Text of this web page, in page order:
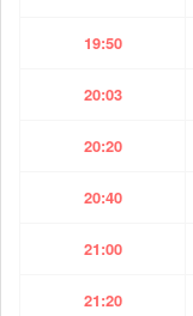
19:50
20:03
20:20
20:40
21:00
21:20